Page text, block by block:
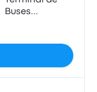
Buses